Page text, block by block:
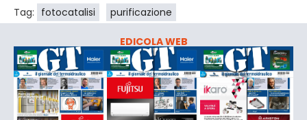
Tag: fotocatalisi purificazione
EDICOLA WEB